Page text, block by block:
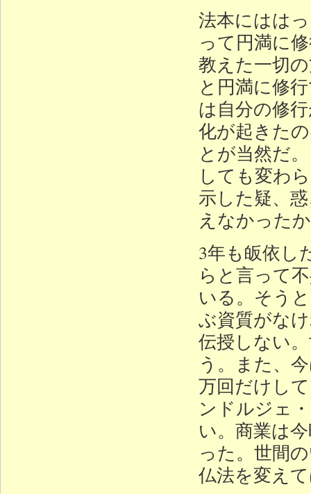
法本にはは
って円満に
教えた一切
と円満に修
は自分の修
化が起きた
とが当然だ
しても変わ
示した疑、
えなかった
3年も皈依し
らと言って
いる。そう
ぶ資質がな
伝授しない
う。また、
万回だけし
ンドルジェ
い。商業は
った。世間
仏法を変え